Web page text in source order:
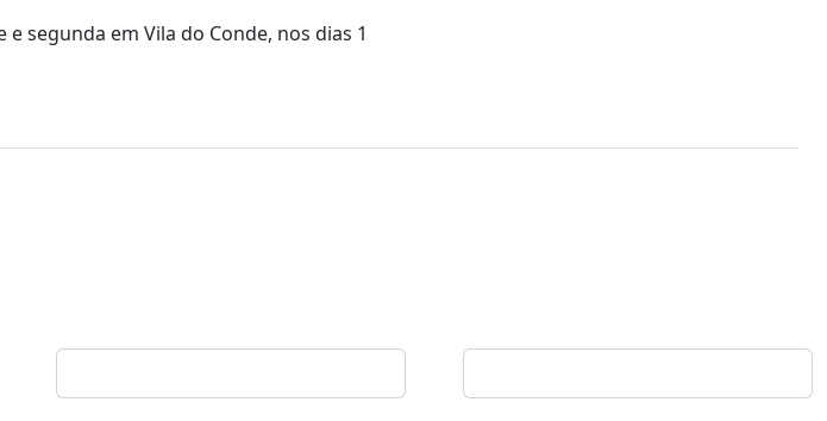
segunda em Vila do Conde, nos dias 1